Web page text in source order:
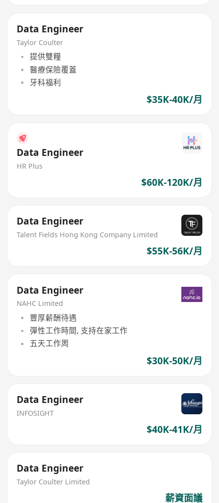
Data Engineer
Taylor Coulter
提供雙糧
醫療保險覆蓋
牙科福利
$35K-40K/月
Data Engineer
HR Plus
$60K-120K/月
Data Engineer
Talent Fields Hong Kong Company Limited
$55K-56K/月
Data Engineer
NAHC Limited
豐厚薪酬待遇
彈性工作時間, 支持在家工作
五天工作周
$30K-50K/月
Data Engineer
INFOSIGHT
$40K-41K/月
Data Engineer
Taylor Coulter Limited
薪資面議